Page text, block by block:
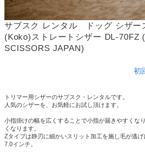
サブスク レンタル ドッグ シザー
(Koko)ストレートシザー DL-70FZ
SCISSORS JAPAN)
初
トリマー用シザーのサブスク・レンタルです。
人気のシザーを、お気軽にお試し頂けます。
小指掛けの幅を広くすることで小指が届きやすくな
くなります。
Zタイプは静刃に細かいスリット加工を施し毛が逃げ
7.0インチ。